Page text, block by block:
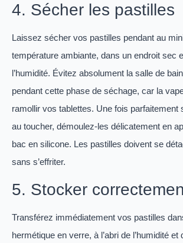
4. Sécher les pastilles
Laissez sécher vos pastilles pendant au
température ambiante, dans un endroit sec
l’humidité. Évitez absolument la salle de
pendant cette phase de séchage, car la
ramollir vos tablettes. Une fois parfaitement
au toucher, démoulez-les délicatement en
bac en silicone. Les pastilles doivent se
sans s’effriter.
5. Stocker
Transférez immédiatement vos pastilles
hermétique en verre, à l’abri de l’humidité et